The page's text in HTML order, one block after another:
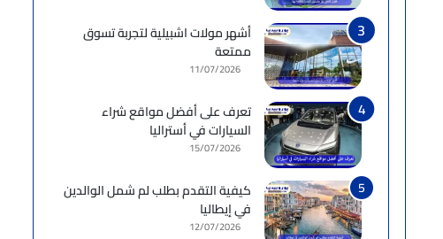
أشهر مولات اشبيلية لتجربة تسوق
ممتعة
11/07/2026
تعرف على أفضل مواقع شراء
السيارات في أستراليا
15/07/2026
كيفية التقدم بطلب لم شمل الوالدين
في إيطاليا
12/07/2026